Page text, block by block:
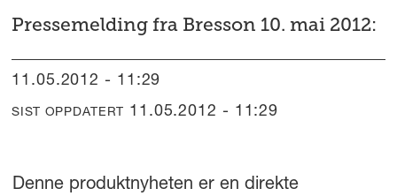
Pressemelding fra Bresson 10. mai 2012:
11.05.2012 - 11:29
SIST OPPDATERT 11.05.2012 - 11:29
Denne produktnyheten er en direkte